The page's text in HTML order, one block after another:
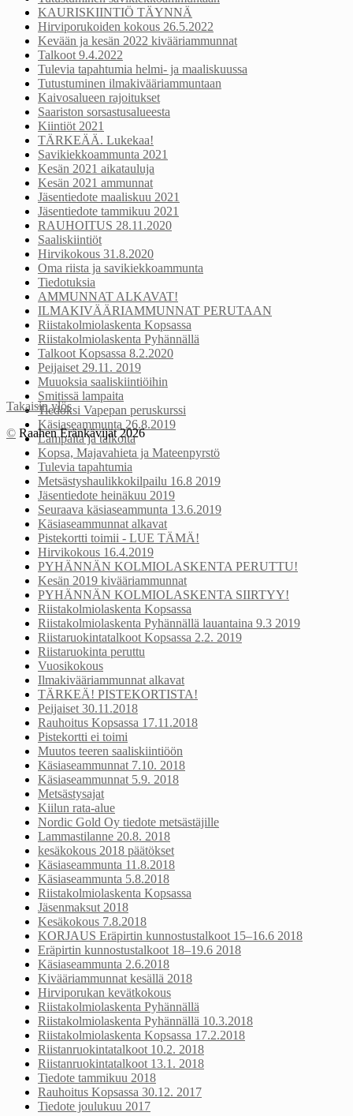
KAURISKIINTIÖ TÄYNNÄ
Hirviporukoiden kokous 26.5.2022
Kevään ja kesän 2022 kivääriammunnat
Talkoot 9.4.2022
Tulevia tapahtumia helmi- ja maaliskuussa
Tutustuminen ilmakivääriammuntaan
Kaivosalueen rajoitukset
Saariston sorsastusalueesta
Kiintiöt 2021
TÄRKEÄÄ. Lukekaa!
Savikiekkoammunta 2021
Kesän 2021 aikatauluja
Kesän 2021 ammunnat
Jäsentiedote maaliskuu 2021
Jäsentiedote tammikuu 2021
RAUHOITUS 28.11.2020
Saaliskiintiöt
Hirvikokous 31.8.2020
Oma riista ja savikiekkoammunta
Tiedotuksia
AMMUNNAT ALKAVAT!
ILMAKIVÄÄRIAMMUNNAT PERUTAAN
Riistakolmiolaskenta Kopsassa
Riistakolmiolaskenta Pyhännällä
Talkoot Kopsassa 8.2.2020
Peijaiset 29.11. 2019
Muuoksia saaliskiintiöihin
Smitissä lampaita
Tiedoksi Vapepan peruskurssi
Käsiaseammunta 26.8.2019
Lampaita ja talkoita
Kopsa, Majavahieta ja Mateenpyrstö
Tulevia tapahtumia
Metsästyshaulikkokilpailu 16.8 2019
Jäsentiedote heinäkuu 2019
Seuraava käsiaseammunta 13.6.2019
Käsiaseammunnat alkavat
Pistekortti toimii - LUE TÄMÄ!
Hirvikokous 16.4.2019
PYHÄNNÄN KOLMIOLASKENTA PERUTTU!
Kesän 2019 kivääriammunnat
PYHÄNNÄN KOLMIOLASKENTA SIIRTYY!
Riistakolmiolaskenta Kopsassa
Riistakolmiolaskenta Pyhännällä lauantaina 9.3 2019
Riistaruokintatalkoot Kopsassa 2.2. 2019
Riistaruokinta peruttu
Vuosikokous
Ilmakivääriammunnat alkavat
TÄRKEÄ! PISTEKORTISTA!
Peijaiset 30.11.2018
Rauhoitus Kopsassa 17.11.2018
Pistekortti ei toimi
Muutos teeren saaliskiintiöön
Käsiaseammunnat 7.10. 2018
Käsiaseammunnat 5.9. 2018
Metsästysajat
Kiilun rata-alue
Nordic Gold Oy tiedote metsästäjille
Lammastilanne 20.8. 2018
kesäkokous 2018 päätökset
Käsiaseammunta 11.8.2018
Käsiaseammunta 5.8.2018
Riistakolmiolaskenta Kopsassa
Jäsenmaksut 2018
Kesäkokous 7.8.2018
KORJAUS Eräpirtin kunnostustalkoot 15–16.6 2018
Eräpirtin kunnostustalkoot 18–19.6 2018
Käsiaseammunta 2.6.2018
Kivääriammunnat kesällä 2018
Hirviporukan kevätkokous
Riistakolmiolaskenta Pyhännällä
Riistakolmiolaskenta Pyhännällä 10.3.2018
Riistakolmiolaskenta Kopsassa 17.2.2018
Riistanruokintatalkoot 10.2. 2018
Riistanruokintatalkoot 13.1. 2018
Tiedote tammikuu 2018
Rauhoitus Kopsassa 30.12. 2017
Tiedote joulukuu 2017
Takaisin ylös
© Raahen Eränkävijät 2026